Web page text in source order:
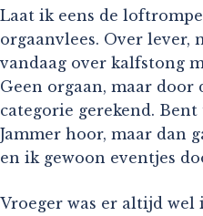
Laat ik eens de
orgaanvlees. Over lever,
vandaag over kalfstong
Geen orgaan, maar door
categorie gerekend. Bent
Jammer hoor, maar dan
en ik gewoon eventjes
Vroeger was er altijd